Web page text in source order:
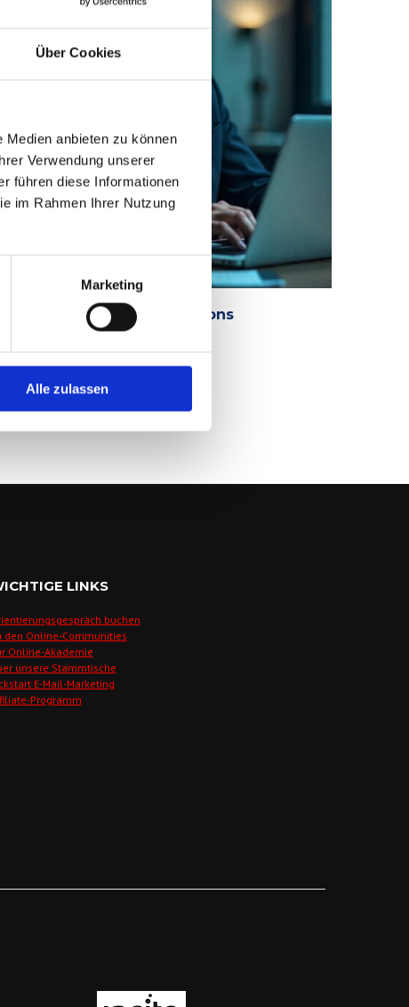
Über Cookies
anbieten zu können
Verwendung unserer
führen diese Informationen
im Rahmen Ihrer Nutzung
Marketing
Alle zulassen
MetaCompass Public Relations
LINKS
buchen
den Online-Communities
Online-Akademie
unsere Stammtische
E-Mail-Marketing
Programm